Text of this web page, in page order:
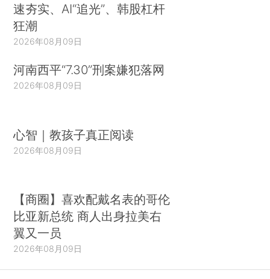
速夯实、AI“追光”、韩股杠杆
狂潮
2026年08月09日
河南西平“7.30”刑案嫌犯落网
2026年08月09日
心智｜教孩子真正阅读
2026年08月09日
【商圈】喜欢配戴名表的哥伦
比亚新总统 商人出身拉美右
翼又一员
2026年08月09日